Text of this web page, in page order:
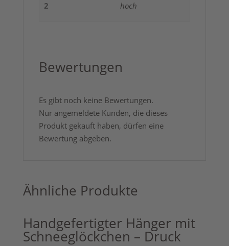
2
hoch
Bewertungen
Es gibt noch keine Bewertungen.
Nur angemeldete Kunden, die dieses
Produkt gekauft haben, dürfen eine
Bewertung abgeben.
Ähnliche Produkte
Handgefertigter Hänger mit
Schneeglöckchen – Druck